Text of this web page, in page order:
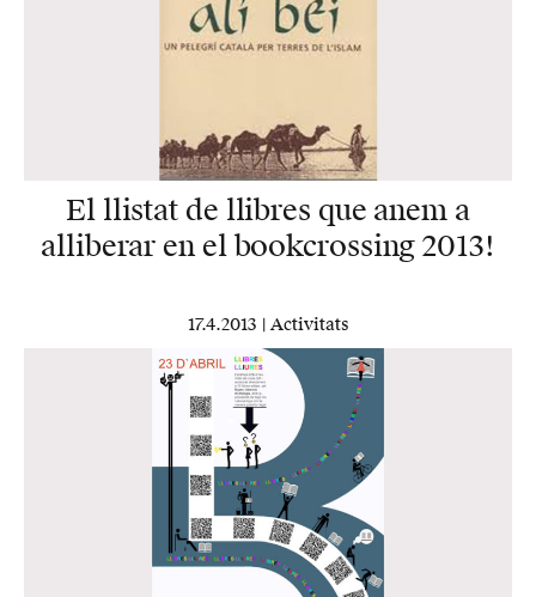
El llistat de llibres que anem a
alliberar en el bookcrossing 2013!
17.4.2013 | Activitats